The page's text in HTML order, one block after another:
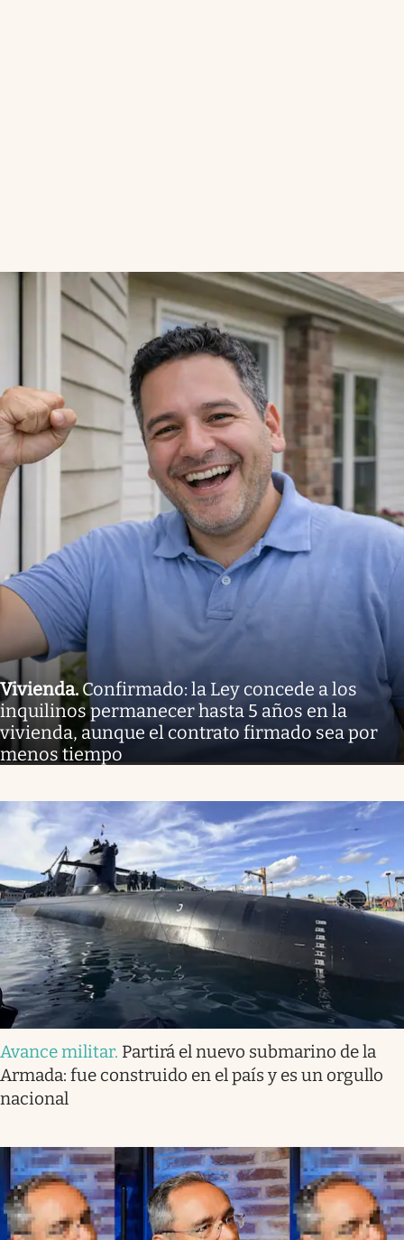
Vivienda.Confirmado: la Ley concede a los
inquilinos permanecer hasta 5 años en la
vivienda, aunque el contrato firmado sea por
menos tiempo
Avance militar. Partirá el nuevo submarino de la
Armada: fue construido en el país y es un orgullo
nacional